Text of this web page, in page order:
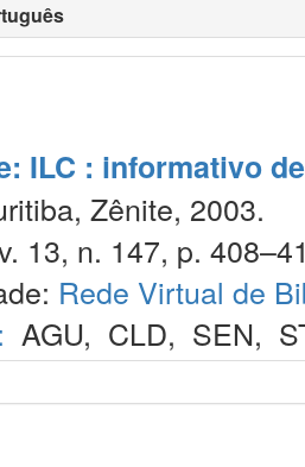
ILC : informativo
Zênite, 2003.
13, n. 147, p.
Rede Virtual de
AGU, CLD, SEN,